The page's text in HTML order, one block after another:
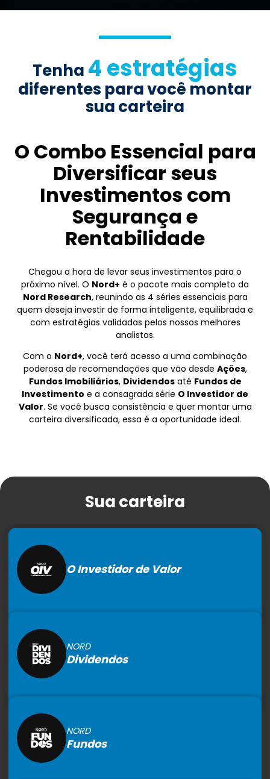
Tenha 4 estratégias
diferentes para você montar
sua carteira
O Combo Essencial para
Diversificar seus
Investimentos com
Segurança e
Rentabilidade
Chegou a hora de levar seus investimentos para o
próximo nível. O Nord+ é o pacote mais completo da
Nord Research, reunindo as 4 séries essenciais para
quem deseja investir de forma inteligente, equilibrada e
com estratégias validadas pelos nossos melhores
analistas.
Com o Nord+, você terá acesso a uma combinação
poderosa de recomendações que vão desde Ações,
Fundos Imobiliários, Dividendosaté Fundos de
Investimento e a consagrada série O Investidor de
Valor. Se você busca consistência e quer montar uma
carteira diversificada, essa é a oportunidade ideal.
O Investidor de Valor
NORD
Dividendos
NORD
Fundos
Suacarteira